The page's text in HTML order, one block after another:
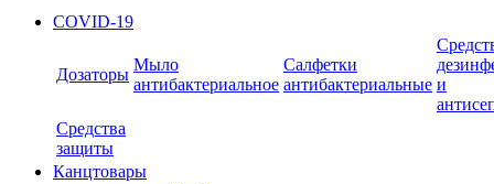
COVID-19
Дозаторы
Мыло
антибактериальное
Салфетки
антибактериальные и
Средства
защиты
Канцтовары